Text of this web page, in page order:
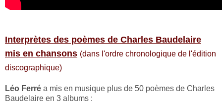
Interprètes des poèmes de Charles Baudelaire
mis en chansons (dans l'ordre chronologique de l'édition
discographique)
Léo Ferré a mis en musique plus de 50 poèmes de Charles
Baudelaire en 3 albums :